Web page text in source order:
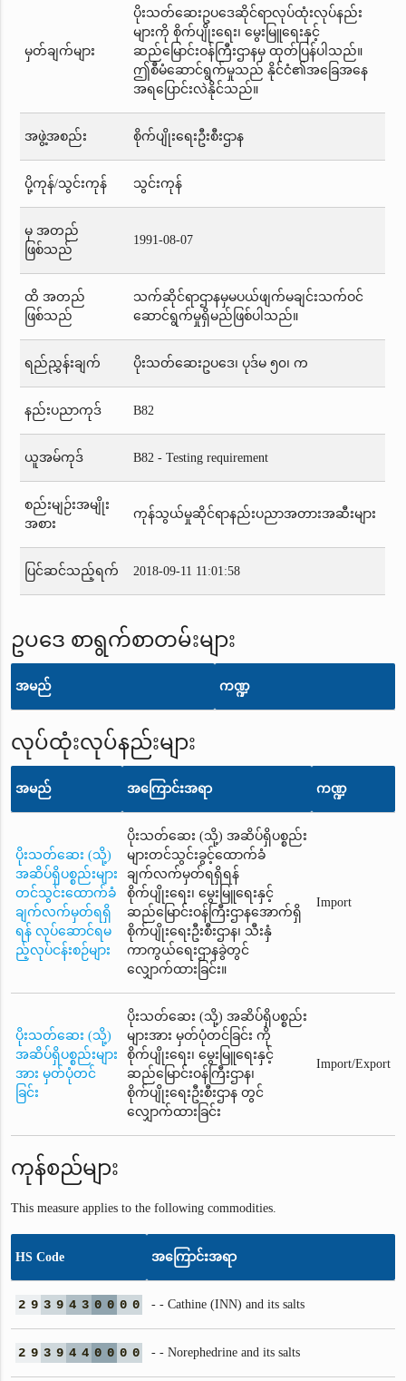
မှတ်ချက်များ
ပိုးသတ်ဆေးဥပဒေဆိုင်ရာလုပ်ထုံးလုပ်နည်း
များကို စိုက်ပျိုးရေး၊ မွေးမြူရေးနှင့်
ဆည်မြောင်းဝန်ကြီးဌာနမှ ထုတ်ပြန်ပါသည်။
ဤစီမံဆောင်ရွက်မှုသည် နိုင်ငံ၏အခြေအနေ
အရပြောင်းလဲနိုင်သည်။
အဖွဲ့အစည်း စိုက်ပျိုးရေးဦးစီးဌာန
ပို့ကုန်/သွင်းကုန် သွင်းကုန်
မှ အတည်
ဖြစ်သည်
1991-08-07
ထိ အတည်
ဖြစ်သည်
သက်ဆိုင်ရာဌာနမှမပယ်ဖျက်မချင်းသက်ဝင်
ဆောင်ရွက်မှုရှိမည်ဖြစ်ပါသည်။
ရည်ညွှန်းချက် ပိုးသတ်ဆေးဥပဒေ၊ ပုဒ်မ ၅၀၊ က
နည်းပညာကုဒ် B82
ယူအမ်ကုဒ် B82 - Testing requirement
စည်းမျဉ်းအမျိုး
အစား
ကုန်သွယ်မှုဆိုင်ရာနည်းပညာအတားအဆီးများ
ပြင်ဆင်သည့်ရက် 2018-09-11 11:01:58
ဥပဒေ စာရွက်စာတမ်းများ
အမည် ကဏ္ဍ
လုပ်ထုံးလုပ်နည်းများ
အမည် အကြောင်းအရာ ကဏ္ဍ
ပိုးသတ်ဆေး (သို့)
အဆိပ်ရှိပစ္စည်းများ
တင်သွင်းထောက်ခံ
ချက်လက်မှတ်ရရှိ
ရန် လုပ်ဆောင်ရမ
ည့်လုပ်ငန်းစဉ်များ
ပိုးသတ်ဆေး (သို့) အဆိပ်ရှိပစ္စည်း
များတင်သွင်းခွင့်ထောက်ခံ
ချက်လက်မှတ်ရရှိရန်
စိုက်ပျိုးရေး၊ မွေးမြူရေးနှင့်
ဆည်မြောင်းဝန်ကြီးဌာနအောက်ရှိ
စိုက်ပျိုးရေးဦးစီးဌာန၊ သီးနှံ
ကာကွယ်ရေးဌာနခွဲတွင်
လျှောက်ထားခြင်း။
Import
ပိုးသတ်ဆေး (သို့)
အဆိပ်ရှိပစ္စည်းများ
အား မှတ်ပုံတင်
ခြင်း
ပိုးသတ်ဆေး (သို့) အဆိပ်ရှိပစ္စည်း
များအား မှတ်ပုံတင်ခြင်း ကို
စိုက်ပျိုးရေး၊ မွေးမြူရေးနှင့်
ဆည်မြောင်းဝန်ကြီးဌာန၊
စိုက်ပျိုးရေးဦးစီးဌာန တွင်
လျှောက်ထားခြင်း
Import/Export
ကုန်စည်များ
This measure applies to the following commodities.
HS Code အကြောင်းအရာ
2 9 3 9 4 3 0 0 0 0 - - Cathine (INN) and its salts
2 9 3 9 4 4 0 0 0 0 - - Norephedrine and its salts